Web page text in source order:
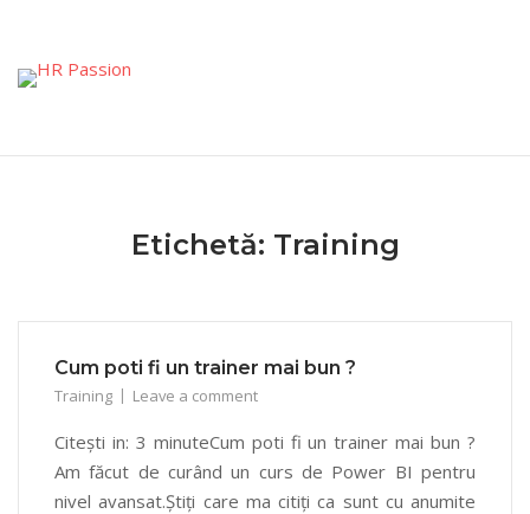
content
Etichetă: Training
Cum poti fi un trainer mai bun ?
Training Leave a comment
Citești in: 3 minuteCum poti fi un trainer mai bun ?
Am făcut de curând un curs de Power BI pentru
nivel avansat.Știți care ma citiți ca sunt cu anumite